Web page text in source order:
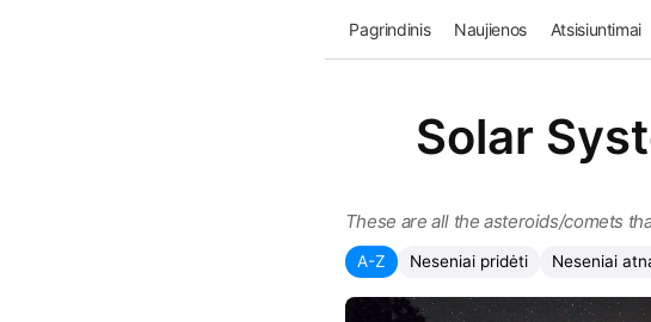
Pagrindinis Naujienos Atsisiuntimai
Solar
These are all the asteroids/comets
A-Z Neseniai pridėti Neseniai